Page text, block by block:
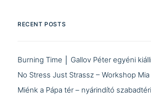
RECENT POSTS
Burning Time │ Gallov Péter egyéni
No Stress Just Strassz – Workshop
Miénk a Pápa tér – nyárindító szabadtéri